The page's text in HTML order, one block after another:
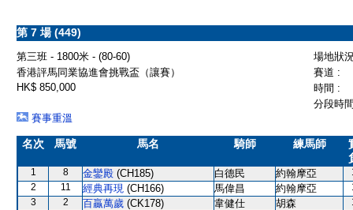
第 7 場 (449)
第三班 - 1800米 - (80-60)
場地狀
香港評馬同業協進會挑戰盃（讓賽）
賽道 :
HK$ 850,000
時間 :
分段時
賽事重溫
名次 馬號 馬名 騎師 練馬師
1 8 金鑾殿 (CH185) 白德民 約翰摩亞
2
11 經典再現 (CH166) 馬偉昌 約翰摩亞
3
2 百贏萬歲 (CK178) 韋健仕 胡森